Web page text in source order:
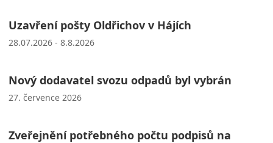
Uzavření pošty Oldřichov v Hájích
28.07.2026 - 8.8.2026
Nový dodavatel svozu odpadů byl vybrán
27. července 2026
Zveřejnění potřebného počtu podpisů na